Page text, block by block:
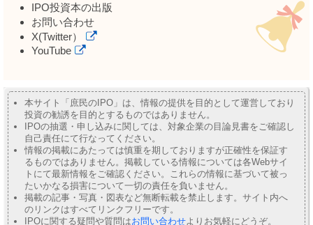
IPO投資本の出版
お問い合わせ
X(Twitter）
YouTube
本サイト「庶民のIPO」は、情報の提供を目的として運営しており
投資の勧誘を目的とするものではありません。
IPOの抽選・申し込みに関しては、対象企業の目論見書をご確認し
自己責任にて行なってください。
情報の掲載にあたっては慎重を期しておりますが正確性を保証す
るものではありません。掲載している情報については各Webサイ
トにて最新情報をご確認ください。これらの情報に基づいて被っ
たいかなる損害について一切の責任を負いません。
掲載の記事・写真・図表など無断転載を禁止します。サイト内へ
のリンクはすべてリンクフリーです。
IPOに関する疑問や質問はお問い合わせよりお気軽にどうぞ。